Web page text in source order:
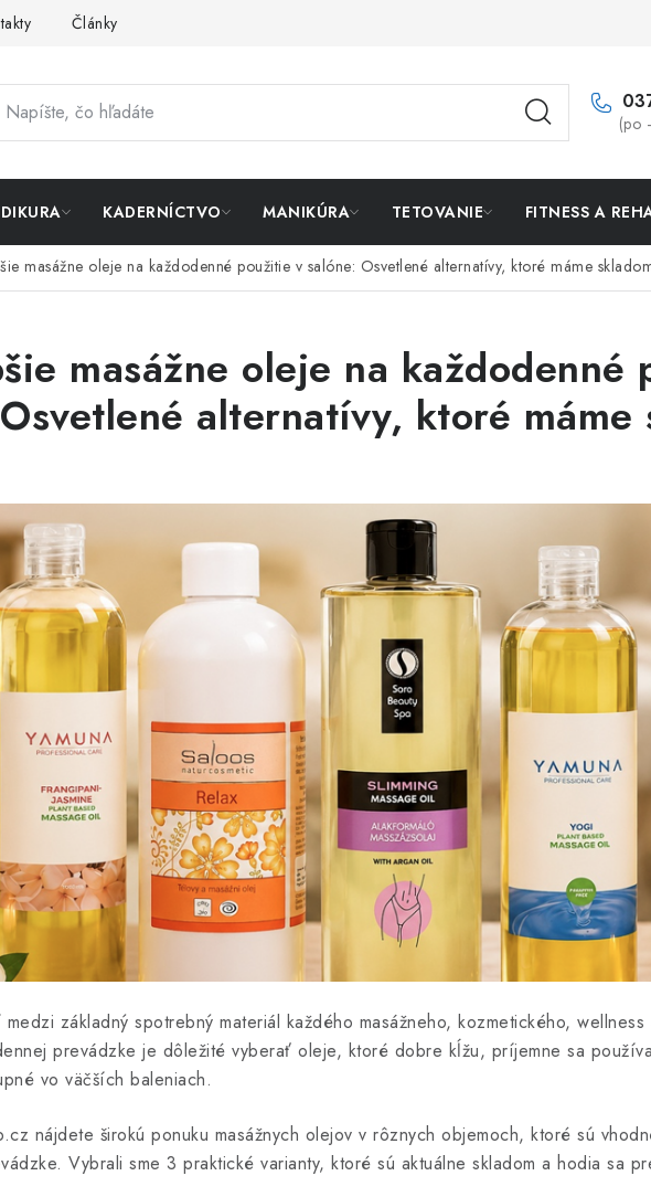
Články
(po
KADERNÍCTVO MANIKÚRA TETOVANIE FITNESS A
masážne oleje na každodenné použitie v salóne: Osvetlené alternatívy, ktoré máme
masážne oleje na každodenné
alternatívy, ktoré máme
základný spotrebný materiál každého masážneho, kozmetického,
prevádzke je dôležité vyberať oleje, ktoré dobre kĺžu, príjemne sa
vo väčších baleniach.
nájdete širokú ponuku masážnych olejov v rôznych objemoch, ktoré sú
Vybrali sme 3 praktické varianty, ktoré sú aktuálne skladom a hodia sa